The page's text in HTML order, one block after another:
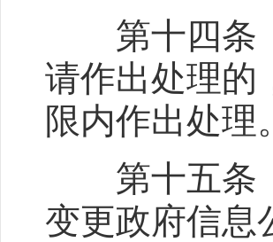
第十四条
请作出处理的
限内作出处理。
第十五条
变更政府信息